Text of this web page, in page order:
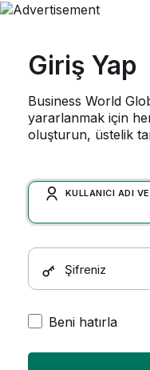
Giriş Yap
Business World
yararlanmak için
oluşturun, üstelik
KULLANICI ADI
Şifreniz
Beni hatırla